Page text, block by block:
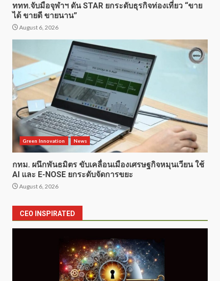
ททท.จับมือจุฬาฯ ดัน STAR ยกระดับธุรกิจท่องเที่ยว “ขาย
ได้ ขายดี ขายนาน”
August 6, 2026
Green Innovation News
กทม. ผนึกพันธมิตร ขับเคลื่อนเมืองเศรษฐกิจหมุนเวียน ใช้
AI และ E-NOSE ยกระดับจัดการขยะ
August 6, 2026
CEO INSPIRATED